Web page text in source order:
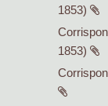
1853)
1853)